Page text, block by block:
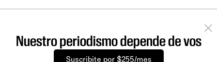
Nuestro periodismo depende de vos
Suscribite por $255/mes